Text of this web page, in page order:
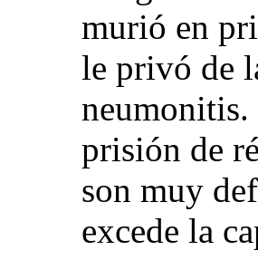
murió en
le privó de
neumonitis.
prisión de
son muy
excede la